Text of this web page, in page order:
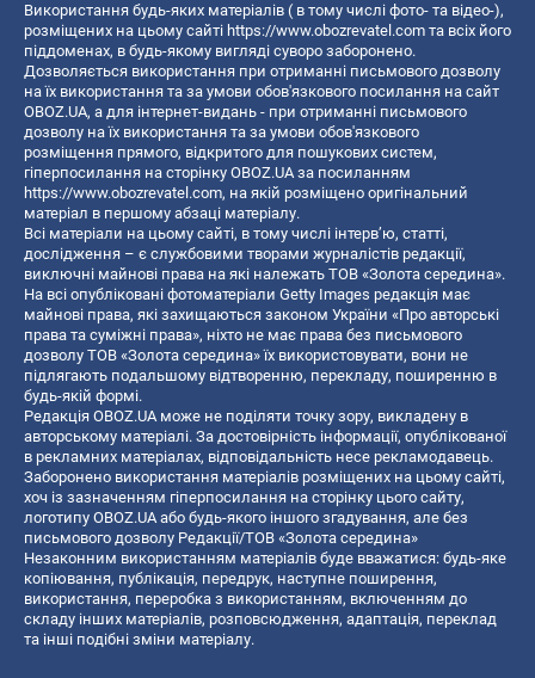
Використання будь-яких матеріалів ( в тому числі фото- та відео-),
розміщених на цьому сайті https://www.obozrevatel.com та всіх його
піддоменах, в будь-якому вигляді суворо заборонено.
Дозволяється використання при отриманні письмового дозволу
на їх використання та за умови обов'язкового посилання на сайт
OBOZ.UA, а для інтернет-видань - при отриманні письмового
дозволу на їх використання та за умови обов'язкового
розміщення прямого, відкритого для пошукових систем,
гіперпосилання на сторінку OBOZ.UA за посиланням
https://www.obozrevatel.com, на якій розміщено оригінальний
матеріал в першому абзаці матеріалу.
Всі матеріали на цьому сайті, в тому числі інтерв’ю, статті,
дослідження – є службовими творами журналістів редакції,
виключні майнові права на які належать ТОВ «Золота середина».
На всі опубліковані фотоматеріали Getty Images редакція має
майнові права, які захищаються законом України «Про авторські
права та суміжні права», ніхто не має права без письмового
дозволу ТОВ «Золота середина» їх використовувати, вони не
підлягають подальшому відтворенню, перекладу, поширенню в
будь-якій формі.
Редакція OBOZ.UA може не поділяти точку зору, викладену в
авторському матеріалі. За достовірність інформації, опублікованої
в рекламних матеріалах, відповідальність несе рекламодавець.
Заборонено використання матеріалів розміщених на цьому сайті,
хоч із зазначенням гіперпосилання на сторінку цього сайту,
логотипу OBOZ.UA або будь-якого іншого згадування, але без
письмового дозволу Редакції/ТОВ «Золота середина»
Незаконним використанням матеріалів буде вважатися: будь-яке
копiювання, публiкацiя, передрук, наступне поширення,
використання, переробка з використанням, включенням до
складу інших матеріалів, розповсюдження, адаптація, переклад
та інші подібні зміни матеріалу.